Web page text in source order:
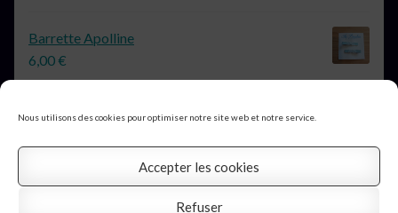
Nous utilisons des cookies pour optimiser notre site web et notre service.
Accepter les cookies
Refuser
Barrette Apolline
6,00€
© Au Boudoir d'Argent 2026
Construit avec Storefront &